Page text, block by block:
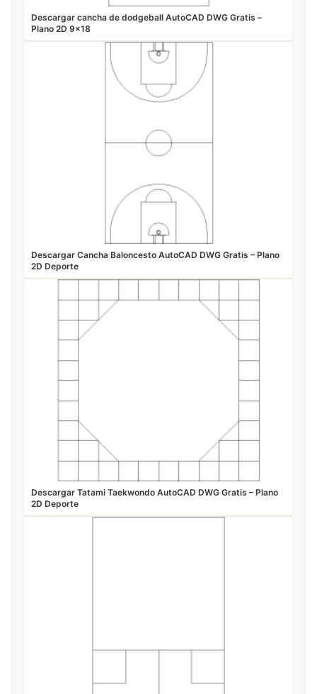
Descargar cancha de dodgeball AutoCAD DWG Gratis –
Plano 2D 9×18
Descargar Cancha Baloncesto AutoCAD DWG Gratis – Plano
2D Deporte
Descargar Tatami Taekwondo AutoCAD DWG Gratis – Plano
2D Deporte